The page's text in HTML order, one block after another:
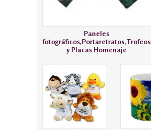
Paneles
fotográficos,Portaretratos,Trofeos
y Placas Homenaje